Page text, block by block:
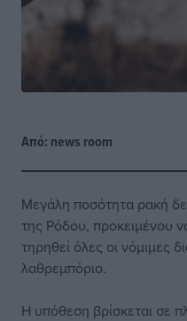
Από: news room
Μεγάλη ποσότητα ρακή
της Ρόδου, προκειμένου
τηρηθεί όλες οι νόμιμες
λαθρεμπόριο.
Η υπόθεση βρίσκεται σε